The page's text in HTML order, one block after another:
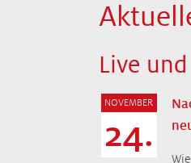
Live
NOVEMBER
24.